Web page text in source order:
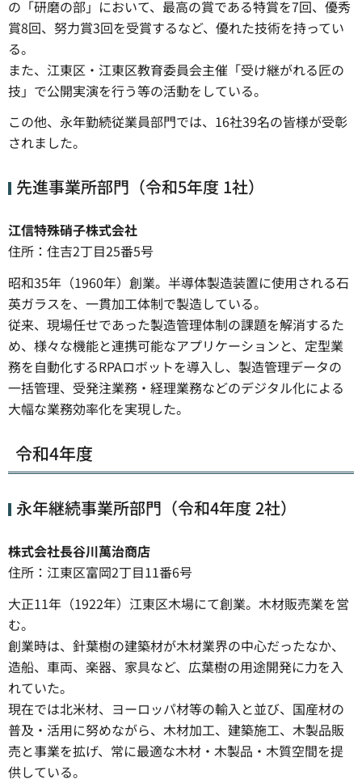
の「研磨の部」において、最高の賞である特賞を7回、優秀
賞8回、努力賞3回を受賞するなど、優れた技術を持ってい
る。
また、江東区・江東区教育委員会主催「受け継がれる匠の
技」で公開実演を行う等の活動をしている。
この他、永年勤続従業員部門では、16社39名の皆様が受彰
されました。
先進事業所部門（令和5年度 1社）
江信特殊硝子株式会社
住所：住吉2丁目25番5号
昭和35年（1960年）創業。半導体製造装置に使用される石
英ガラスを、一貫加工体制で製造している。
従来、現場任せであった製造管理体制の課題を解消するた
め、様々な機能と連携可能なアプリケーションと、定型業
務を自動化するRPAロボットを導入し、製造管理データの
一括管理、受発注業務・経理業務などのデジタル化による
大幅な業務効率化を実現した。
令和4年度
永年継続事業所部門（令和4年度 2社）
株式会社長谷川萬治商店
住所：江東区富岡2丁目11番6号
大正11年（1922年）江東区木場にて創業。木材販売業を営
む。
創業時は、針葉樹の建築材が木材業界の中心だったなか、
造船、車両、楽器、家具など、広葉樹の用途開発に力を入
れていた。
現在では北米材、ヨーロッパ材等の輸入と並び、国産材の
普及・活用に努めながら、木材加工、建築施工、木製品販
売と事業を拡げ、常に最適な木材・木製品・木質空間を提
供している。